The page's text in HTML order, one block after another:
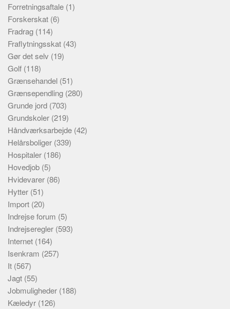
Forretningsaftale (1)
Forskerskat (6)
Fradrag (114)
Fraflytningsskat (43)
Gør det selv (19)
Golf (118)
Grænsehandel (51)
Grænsependling (280)
Grunde jord (703)
Grundskoler (219)
Håndværksarbejde (42)
Helårsboliger (339)
Hospitaler (186)
Hovedjob (5)
Hvidevarer (86)
Hytter (51)
Import (20)
Indrejse forum (5)
Indrejseregler (593)
Internet (164)
Isenkram (257)
It (567)
Jagt (55)
Jobmuligheder (188)
Kæledyr (126)